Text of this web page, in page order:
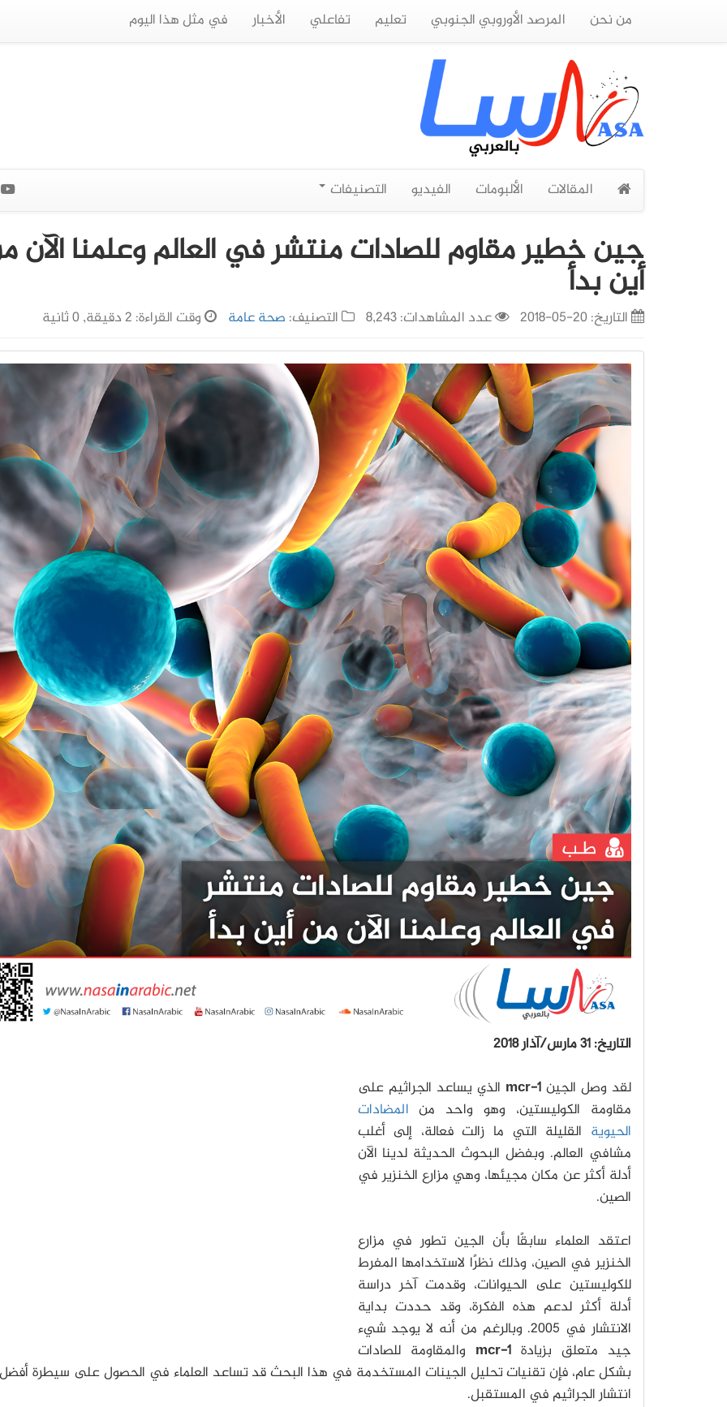
من نحن المرصد الأوروبي الجنوبي تعليم تفاعلي الأخبار في مثل هذا اليوم
المقالات الألبومات الفيديو التصنيفات
جين خطير مقاوم للصادات منتشر في العالم وعلمنا الآن
أين بدأ
التاريخ:20-05-2018 عدد المشاهدات: 8,243 التصنيف: صحة عامة وقت القراءة: 2 دقيقة, 0 ثانية
التاريخ: 31 مارس/آذار 2018
لقد وصل الجينmcr-1 الذي يساعد الجراثيم على
مقاومة الكوليستين، وهو واحد من المضادات
الحيوية القليلة التي ما زالت فعالة، إلى أغلب
مشافي العالم. وبفضل البحوث الحديثة لدينا الآن
أدلة أكثر عن مكان مجيئها، وهي مزارع الخنزير في
الصين.
اعتقد العلماء سابقًا بأن الجين تطور في مزارع
الخنزير في الصين، وذلك نظرًا لاستخدامها المفرط
للكوليستين على الحيوانات، وقدمت آخر دراسة
أدلة أكثر لدعم هذه الفكرة، وقد حددت بداية
الانتشار في 2005. وبالرغم من أنه لا يوجد شيء
جيد متعلق بزيادة mcr-1
والمقاومة للصادات
بشكل عام، فإن تقنيات تحليل الجينات المستخدمة في هذا البحث قد تساعد العلماء في الحصول على سيطرة
انتشار الجراثيم في المستقبل.